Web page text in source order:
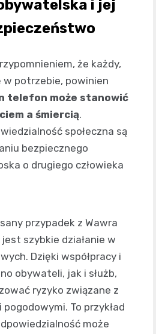
i jej
że każdy,
potrzebie, powinien
telefon może stanowić
a śmiercią.
społeczna są
bezpiecznego
o drugiego człowieka
przypadek z Wawra
szybkie działanie w
Dzięki współpracy i
obywateli, jak i służb,
ryzyko związane z
To przykład
może